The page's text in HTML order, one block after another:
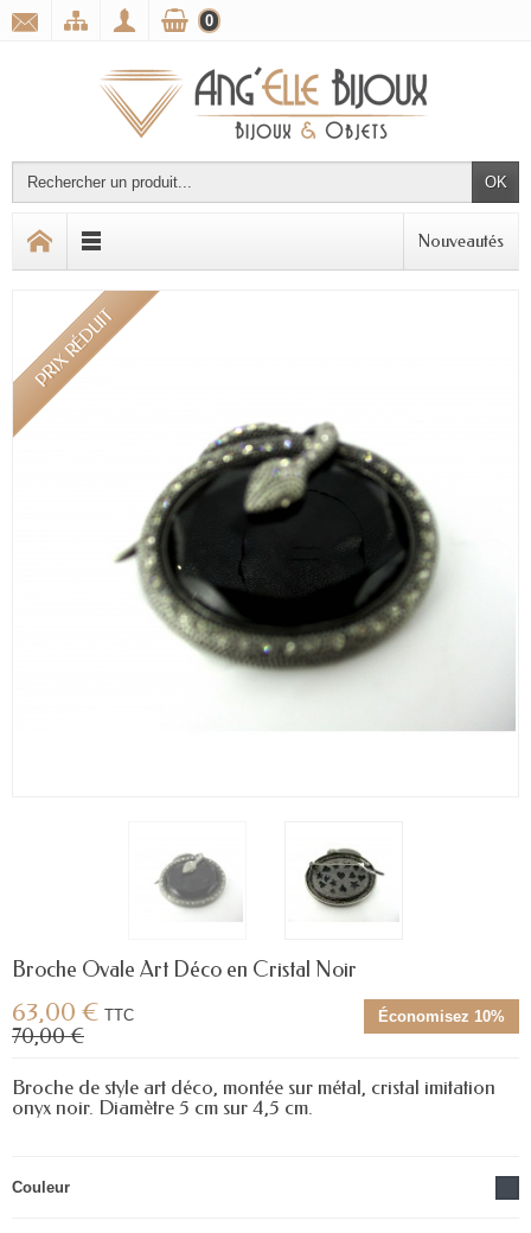
OK
0
Nouveautés
PRIX RÉDUIT
Broche Ovale Art Déco en Cristal Noir
Économisez 10%
63,00 € TTC
70,00 €
Broche de style art déco, montée sur métal, cristal imitation
onyx noir. Diamètre 5 cm sur 4,5 cm.
Couleur